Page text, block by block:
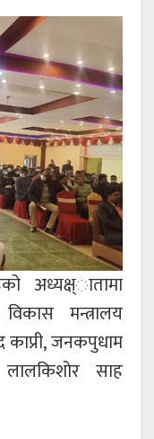
अध्यक्ष्ातामा
मन्त्रालय
जनकपुधाम
साह